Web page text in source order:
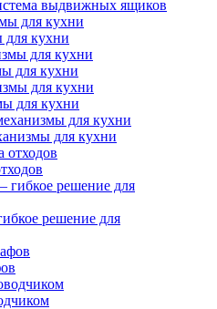
выдвижных ящиков
кухни
для кухни
для кухни
для кухни
решение для